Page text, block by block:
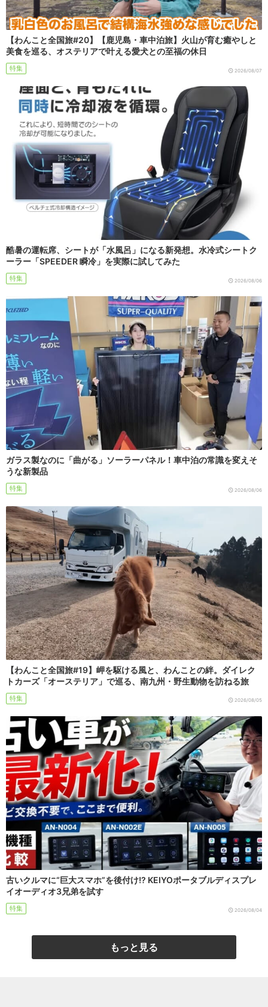
【わんこと全国旅#20】【鹿児島・車中泊旅】火山が育む癒やしと
美食を巡る、オステリアで叶える愛犬との至福の休日
特集 2026/08/07
酷暑の運転席、シートが「水風呂」になる新発想。水冷式シートク
ーラー「SPEEDER 瞬冷」を実際に試してみた
特集 2026/08/06
ガラス製なのに「曲がる」ソーラーパネル！車中泊の常識を変えそ
うな新製品
特集 2026/08/06
【わんこと全国旅#19】岬を駆ける風と、わんことの絆。ダイレク
トカーズ「オーステリア」で巡る、南九州・野生動物を訪ねる旅
特集 2026/08/05
古いクルマに“巨大スマホ”を後付け!? KEIYOポータブルディスプレ
イオーディオ3兄弟を試す
特集 2026/08/04
もっと見る